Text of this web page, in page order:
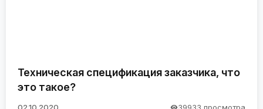
Техническая спецификация заказчика, что
это такое?